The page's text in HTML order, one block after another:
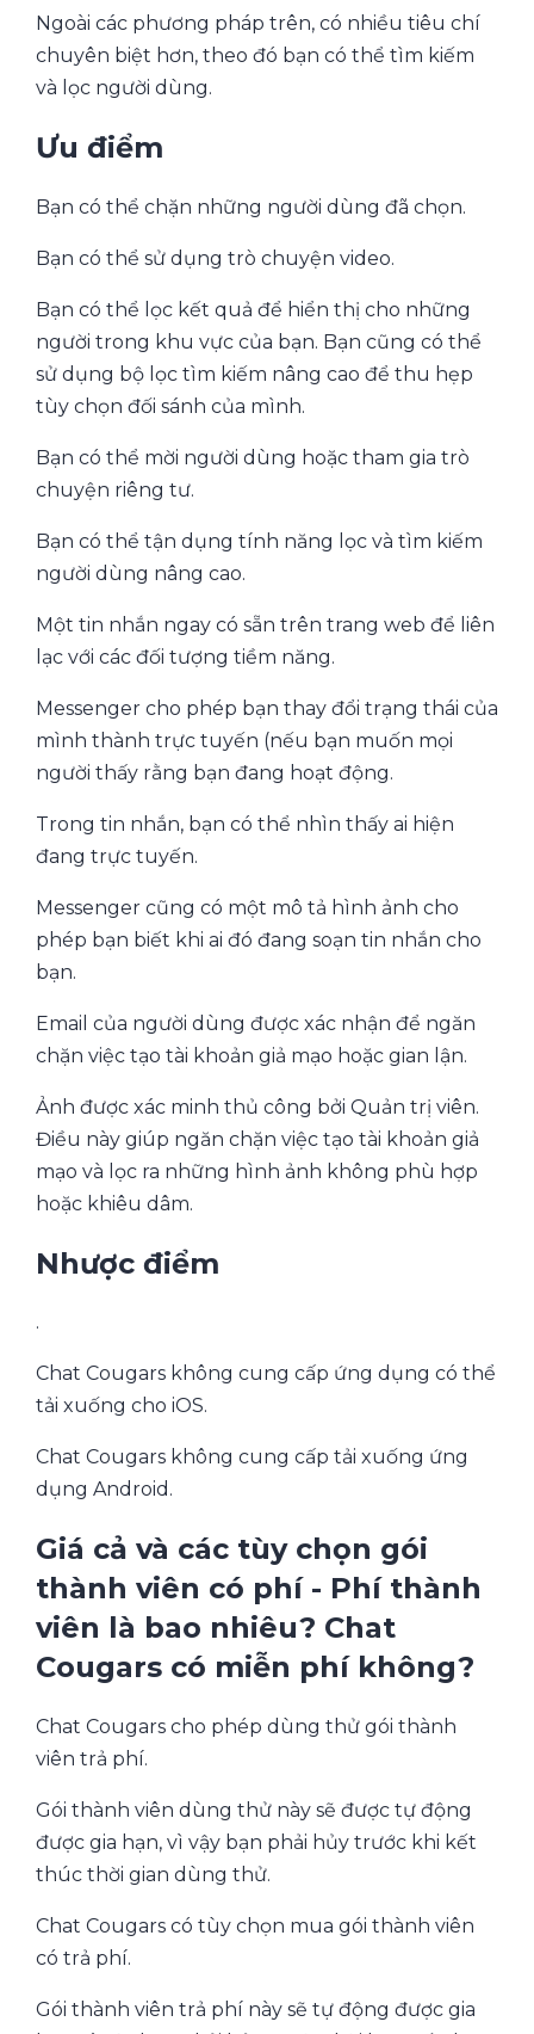
Ngoài các phương pháp trên, có nhiều tiêu chí
chuyên biệt hơn, theo đó bạn có thể tìm kiếm
và lọc người dùng.
Ưu điểm
Bạn có thể chặn những người dùng đã chọn.
Bạn có thể sử dụng trò chuyện video.
Bạn có thể lọc kết quả để hiển thị cho những
người trong khu vực của bạn. Bạn cũng có thể
sử dụng bộ lọc tìm kiếm nâng cao để thu hẹp
tùy chọn đối sánh của mình.
Bạn có thể mời người dùng hoặc tham gia trò
chuyện riêng tư.
Bạn có thể tận dụng tính năng lọc và tìm kiếm
người dùng nâng cao.
Một tin nhắn ngay có sẵn trên trang web để liên
lạc với các đối tượng tiềm năng.
Messenger cho phép bạn thay đổi trạng thái của
mình thành trực tuyến (nếu bạn muốn mọi
người thấy rằng bạn đang hoạt động.
Trong tin nhắn, bạn có thể nhìn thấy ai hiện
đang trực tuyến.
Messenger cũng có một mô tả hình ảnh cho
phép bạn biết khi ai đó đang soạn tin nhắn cho
bạn.
Email của người dùng được xác nhận để ngăn
chặn việc tạo tài khoản giả mạo hoặc gian lận.
Ảnh được xác minh thủ công bởi Quản trị viên.
Điều này giúp ngăn chặn việc tạo tài khoản giả
mạo và lọc ra những hình ảnh không phù hợp
hoặc khiêu dâm.
Nhược điểm
.
Chat Cougars không cung cấp ứng dụng có thể
tải xuống cho iOS.
Chat Cougars không cung cấp tải xuống ứng
dụng Android.
Giá cả và các tùy chọn gói
thành viên có phí - Phí thành
viên là bao nhiêu? Chat
Cougars có miễn phí không?
Chat Cougars cho phép dùng thử gói thành
viên trả phí.
Gói thành viên dùng thử này sẽ được tự động
được gia hạn, vì vậy bạn phải hủy trước khi kết
thúc thời gian dùng thử.
Chat Cougars có tùy chọn mua gói thành viên
có trả phí.
Gói thành viên trả phí này sẽ tự động được gia